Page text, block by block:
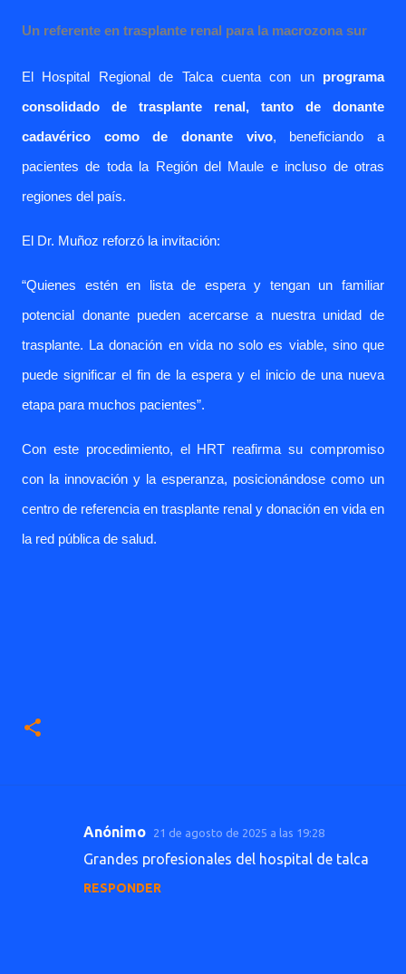
Un referente en trasplante renal para la macrozona sur
El Hospital Regional de Talca cuenta con un programa
consolidado de trasplante renal, tanto de donante
cadavérico como de donante vivo, beneficiando a
pacientes de toda la Región del Maule e incluso de otras
regiones del país.
El Dr. Muñoz reforzó la invitación:
“Quienes estén en lista de espera y tengan un familiar
potencial donante pueden acercarse a nuestra unidad de
trasplante. La donación en vida no solo es viable, sino que
puede significar el fin de la espera y el inicio de una nueva
etapa para muchos pacientes”.
Con este procedimiento, el HRT reafirma su compromiso
con la innovación y la esperanza, posicionándose como un
centro de referencia en trasplante renal y donación en vida en
la red pública de salud.
Anónimo 21 de agosto de 2025 a las 19:28
Grandes profesionales del hospital de talca
RESPONDER